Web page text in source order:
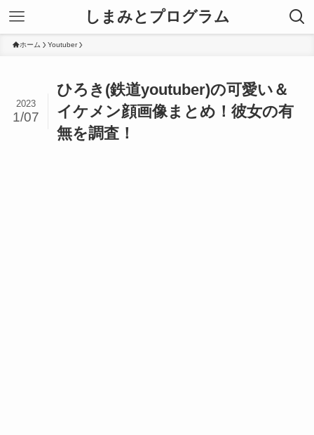
しまみとプログラム
ホーム Youtuber
ひろき(鉄道youtuber)の可愛い＆
イケメン顔画像まとめ！彼女の有
無を調査！
2023
1/07